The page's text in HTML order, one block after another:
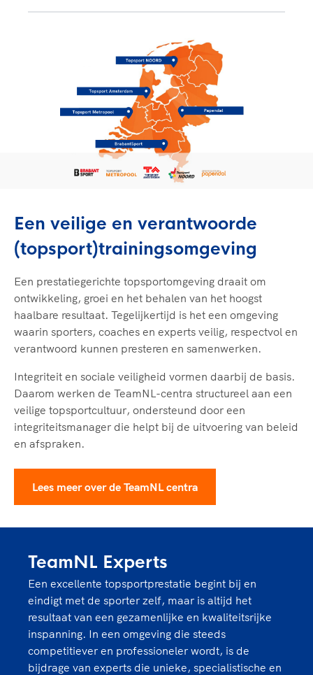
Een veilige en verantwoorde
(topsport)trainingsomgeving
Een prestatiegerichte topsportomgeving draait om
ontwikkeling, groei en het behalen van het hoogst
haalbare resultaat. Tegelijkertijd is het een omgeving
waarin sporters, coaches en experts veilig, respectvol en
verantwoord kunnen presteren en samenwerken.
Integriteit en sociale veiligheid vormen daarbij de basis.
Daarom werken de TeamNL-centra structureel aan een
veilige topsportcultuur, ondersteund door een
integriteitsmanager die helpt bij de uitvoering van beleid
en afspraken.
Lees meer over de TeamNL centra
TeamNL Experts
Een excellente topsportprestatie begint bij en
eindigt met de sporter zelf, maar is altijd het
resultaat van een gezamenlijke en kwaliteitsrijke
inspanning. In een omgeving die steeds
competitiever en professioneler wordt, is de
bijdrage van experts die unieke, specialistische en